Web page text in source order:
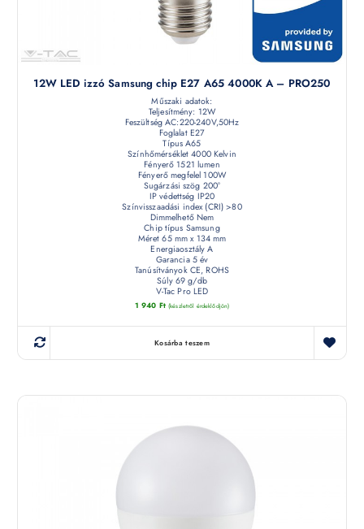
12W LED izzó Samsung chip E27 A65 4000K A – PRO250
Műszaki adatok:
Teljesítmény: 12W
Feszültség AC:220-240V,50Hz
Foglalat E27
Típus A65
Színhőmérséklet 4000 Kelvin
Fényerő 1521 lumen
Fényerő megfelel 100W
Sugárzási szög 200°
IP védettség IP20
Színvisszaadási index (CRI) >80
Dimmelhető Nem
Chip típus Samsung
Méret 65 mm x 134 mm
Energiaosztály A
Garancia 5 év
Tanúsítványok CE, ROHS
Súly 69 g/db
V-Tac Pro LED
1 940 Ft (készletről érdeklődjön)
Kosárba teszem